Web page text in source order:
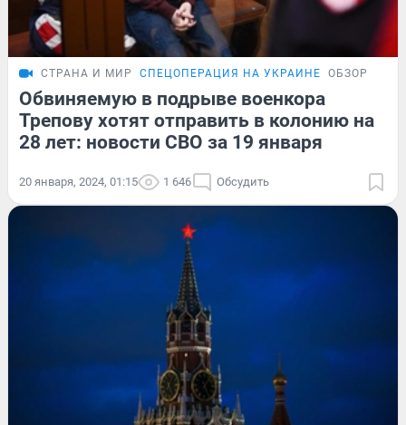
СТРАНА И МИР СПЕЦОПЕРАЦИЯ НА УКРАИНЕ ОБЗОР
Обвиняемую в подрыве военкора
Трепову хотят отправить в колонию на
28 лет: новости СВО за 19 января
20 января, 2024, 01:15 1 646 Обсудить